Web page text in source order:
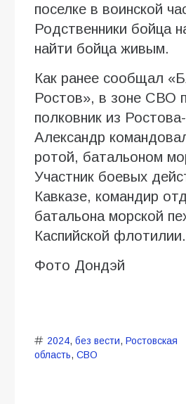
поселке в воинской
Родственники бойца
найти бойца живым.
Как ранее сообщал
Ростов», в зоне СВО
полковник из
Александр
ротой, батальоном
Участник боевых
Кавказе, командир
батальона морской
Каспийской флотилии.
Фото Дондэй
2024, без вести, Ростовская
область, СВО